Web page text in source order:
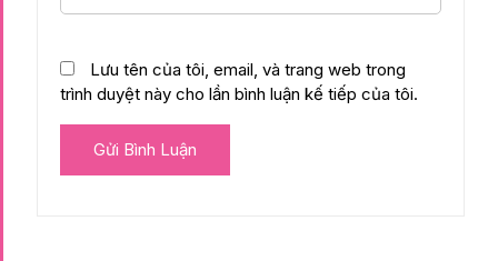
Lưu tên của tôi, email, và trang web trong
trình duyệt này cho lần bình luận kế tiếp của tôi.